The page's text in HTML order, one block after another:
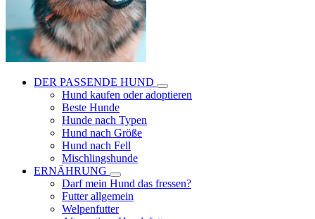
DER PASSENDE HUND
Hund kaufen oder adoptieren
Beste Hunde
Hunde nach Typen
Hund nach Größe
Hund nach Fell
Mischlingshunde
ERNÄHRUNG
Darf mein Hund das fressen?
Futter allgemein
Welpenfutter